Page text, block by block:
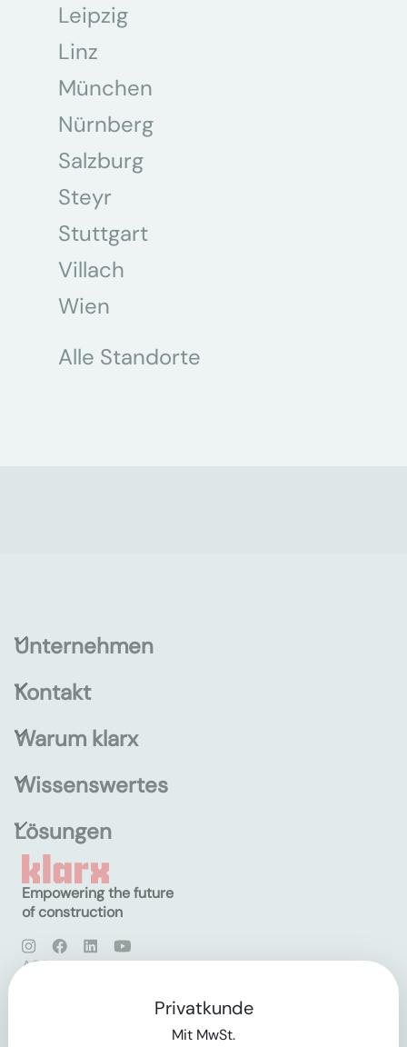
Leipzig
Linz
München
Nürnberg
Salzburg
Steyr
Stuttgart
Villach
Wien
Alle Standorte
Unternehmen
Kontakt
Warum klarx
Wissenswertes
Lösungen
Empowering the future
of construction
AGB
Privatkunde
Mit MwSt.